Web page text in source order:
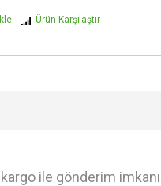
Ürün Karşılaştır
ile gönderim